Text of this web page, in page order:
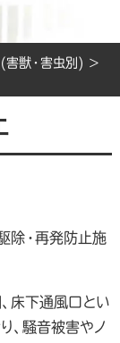
害獣・害虫別) >
除・再発防止施
床下通風口とい
、騒音被害やノ